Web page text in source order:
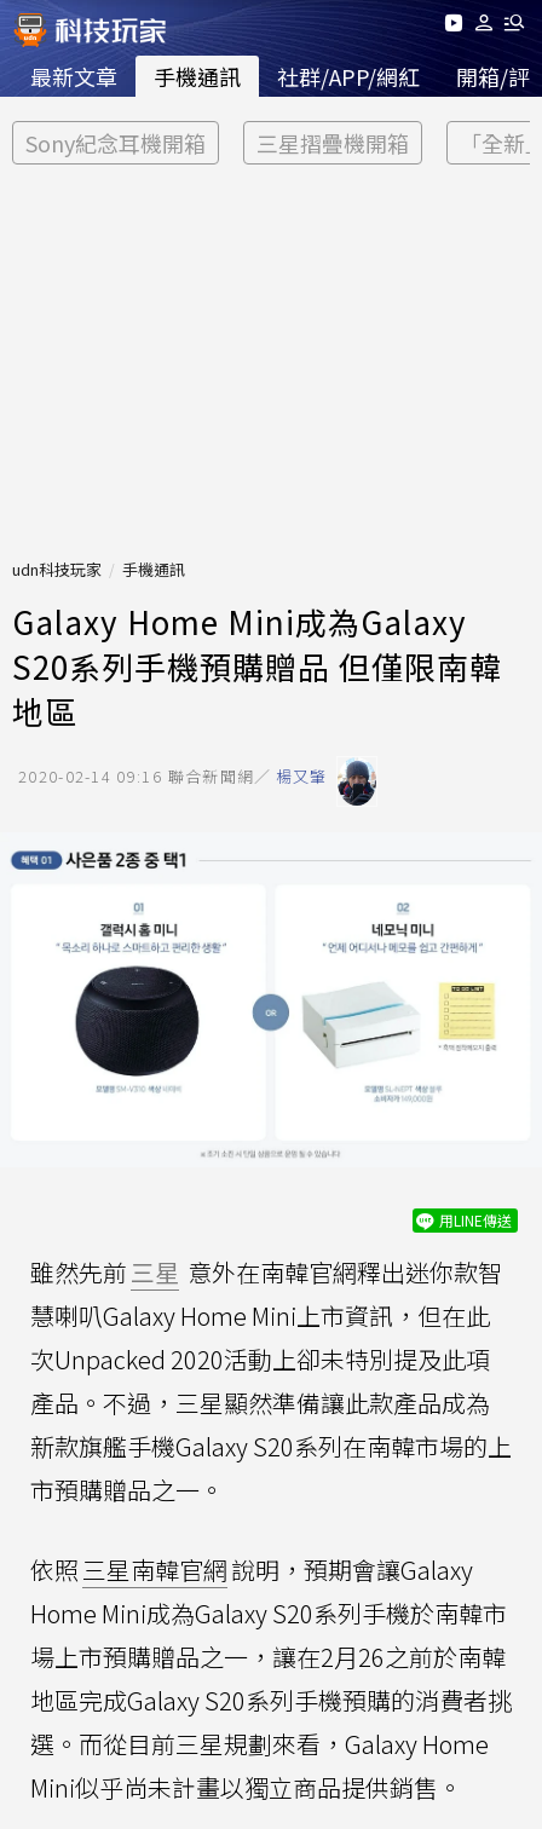
最新文章 手機通訊 社群/APP/網紅 開箱/評
Sony紀念耳機開箱 三星摺疊機開箱 「全新
udn科技玩家 手機通訊
Galaxy Home Mini成為Galaxy
S20系列手機預購贈品 但僅限南韓
地區
2020-02-14 09:16 聯合新聞網／ 楊又肇
用LINE傳送
雖然先前三星 意外在南韓官網釋出迷你款智
慧喇叭Galaxy Home Mini上市資訊，但在此
次Unpacked 2020活動上卻未特別提及此項
產品。不過，三星顯然準備讓此款產品成為
新款旗艦手機Galaxy S20系列在南韓市場的上
市預購贈品之一。
依照三星南韓官網說明，預期會讓Galaxy
Home Mini成為Galaxy S20系列手機於南韓市
場上市預購贈品之一，讓在2月26之前於南韓
地區完成Galaxy S20系列手機預購的消費者挑
選。而從目前三星規劃來看，Galaxy Home
Mini似乎尚未計畫以獨立商品提供銷售。